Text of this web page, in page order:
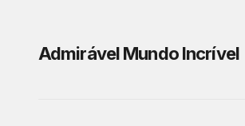
Admirável Mundo Incrível